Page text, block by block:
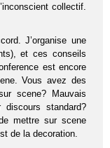
collectif.
J’organise une
et ces conseils
est encore
Vous avez des
scene? Mauvais
standard?
mettre sur scene
de la decoration.